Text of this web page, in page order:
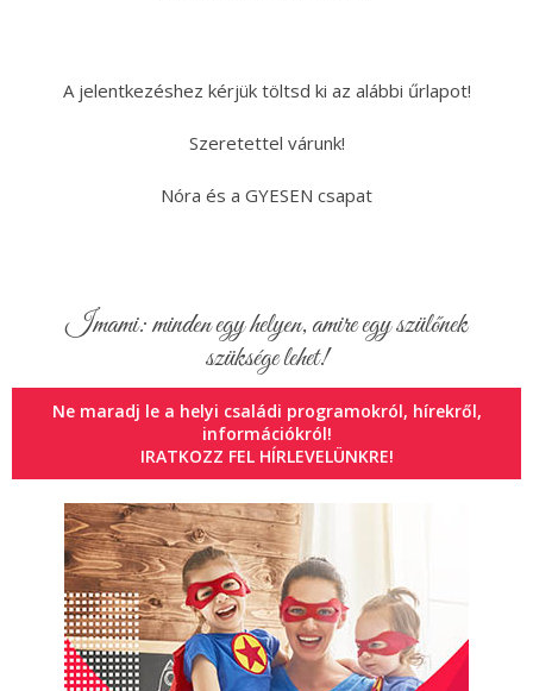
A jelentkezéshez kérjük töltsd ki az alábbi űrlapot!
Szeretettel várunk!
Nóra és a GYESEN csapat
Imami: minden egy helyen, amire egy szülőnek
szüksége lehet!
Ne maradj le a helyi családi programokról, hírekről,
információkról!
IRATKOZZ FEL HÍRLEVELÜNKRE!